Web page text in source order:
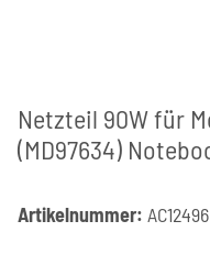
Netzteil 90W für
(MD97634)
Artikelnummer: AC12496